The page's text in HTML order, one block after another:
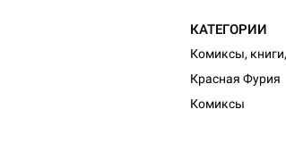
КАТЕГОРИИ
Комиксы,
Красная Фурия
Комиксы
Настольная игра Hobby World Монстры